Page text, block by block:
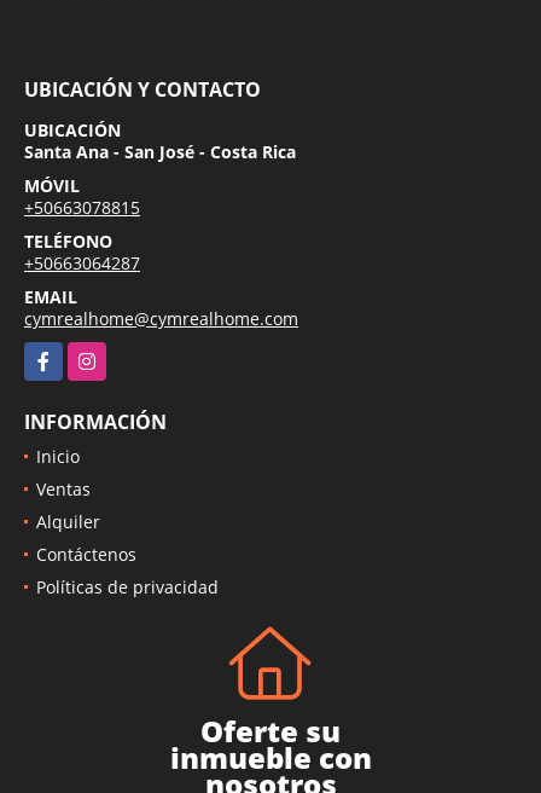
UBICACIÓN Y CONTACTO
UBICACIÓN
Santa Ana - San José - Costa Rica
MÓVIL
+50663078815
TELÉFONO
+50663064287
EMAIL
cymrealhome@cymrealhome.com
FacebookInstagram
INFORMACIÓN
Inicio
Ventas
Alquiler
Contáctenos
Políticas de privacidad
Oferte su
inmueble con
nosotros